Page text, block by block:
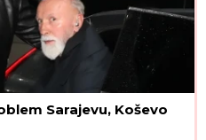
Sarajevu, Koševo